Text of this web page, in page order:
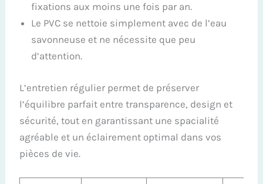
fixations aux moins une fois par an.
Le PVC se nettoie simplement avec de l’eau
savonneuse et ne nécessite que peu
d’attention.
L’entretien régulier permet de préserver
l’équilibre parfait entre transparence, design et
sécurité, tout en garantissant une spacialité
agréable et un éclairement optimal dans vos
pièces de vie.